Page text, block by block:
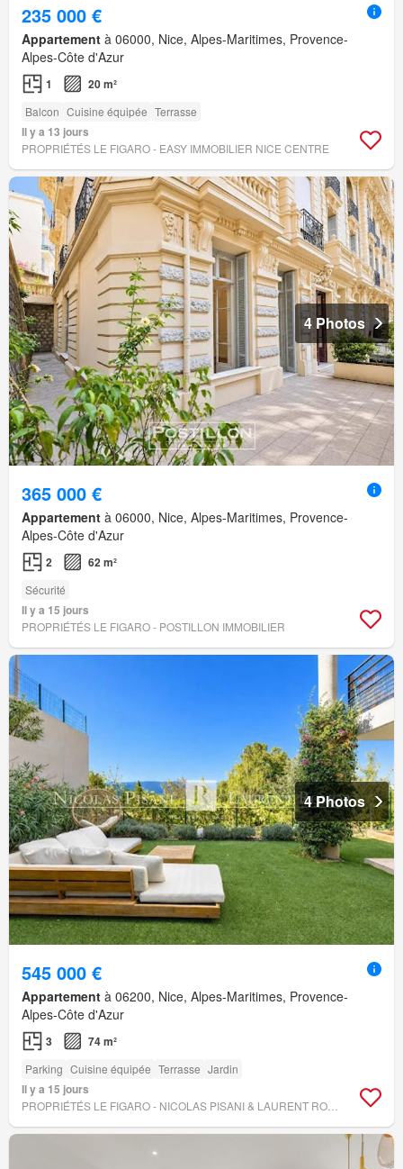
235 000 €
Appartement à 06000, Nice, Alpes-Maritimes, Provence-
Alpes-Côte d'Azur
1 20 m²
Balcon Cuisine équipée Terrasse
Il y a 13 jours
PROPRIÉTÉS LE FIGARO - EASY IMMOBILIER NICE CENTRE
4 Photos
365 000 €
Appartement à 06000, Nice, Alpes-Maritimes, Provence-
Alpes-Côte d'Azur
2 62 m²
Sécurité
Il y a 15 jours
PROPRIÉTÉS LE FIGARO - POSTILLON IMMOBILIER
4 Photos
545 000 €
Appartement à 06200, Nice, Alpes-Maritimes, Provence-
Alpes-Côte d'Azur
3 74 m²
Parking Cuisine équipée Terrasse Jardin
Il y a 15 jours